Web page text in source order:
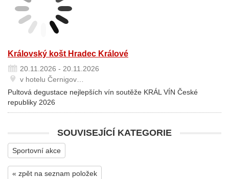
Královský košt Hradec Králové
20.11.2026 - 20.11.2026
v hotelu Černigov…
Pultová degustace nejlepších vín soutěže KRÁL VÍN České
republiky 2026
SOUVISEJÍCÍ KATEGORIE
Sportovní akce
« zpět na seznam položek